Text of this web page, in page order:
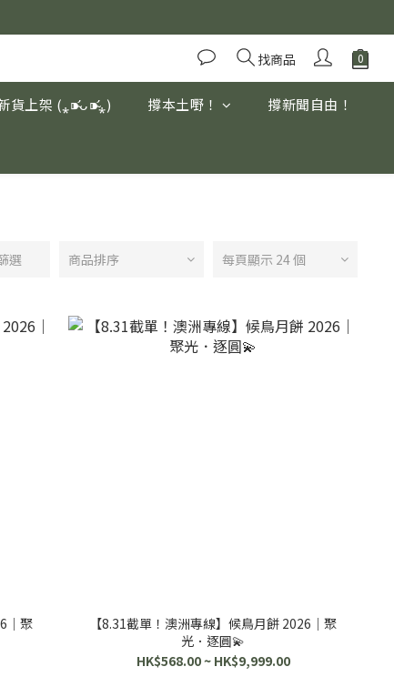
高山茶
高山茶 找商品
貨上架 (⁎⁍̴̛ᴗ⁍̴̛⁎) 撐本土嘢！ 撐新聞自由！
選 商品排序 每頁顯示 24 個
｜聚
【8.31截單！澳洲專線】候鳥月餅 2026｜聚
光．逐圓💫
HK$568.00 ~ HK$9,999.00